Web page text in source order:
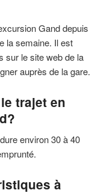
Gand depuis
la semaine. Il est
sur le site web de la
auprès de la gare.
trajet en
environ 30 à 40
à